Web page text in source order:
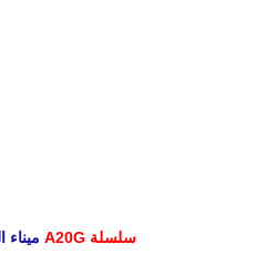
5 ميناء الطيار مشتغل صمام الملف اللولبي
A20G سلسلة